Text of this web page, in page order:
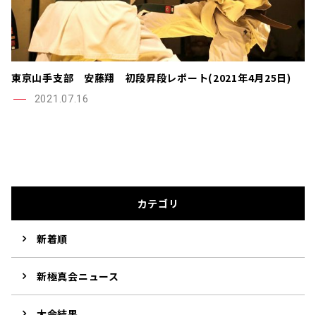
東京山手支部 安藤翔 初段昇段レポート(2021年4月25日)
2021.07.16
カテゴリ
新着順
新極真会ニュース